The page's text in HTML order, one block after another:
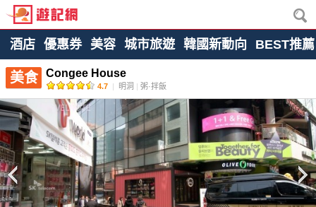
酒店 優惠券 美容 城市旅遊 韓國新動向 BEST推薦
美食 Congee House
4.7 | 明洞 | 粥·拌飯